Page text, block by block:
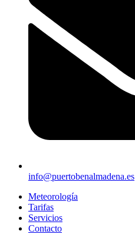
info@puertobenalmadena.es
Meteorología
Tarifas
Servicios
Contacto